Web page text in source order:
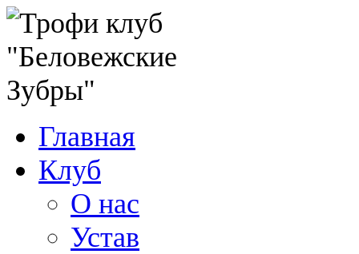
Главная
Клуб
О нас
Устав